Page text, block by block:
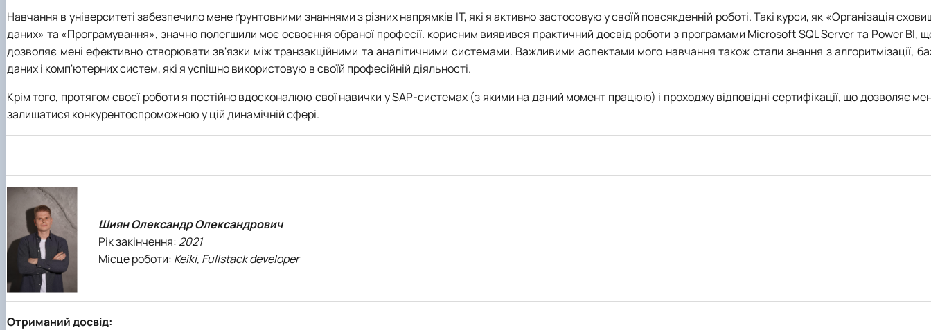
Навчання в університеті забезпечило мене ґрунтовними знаннями з різних напрямків ІТ, які я активно застосовую у своїй повсякденній роботі. Такі курси, як «Організація
даних» та «Програмування», значно полегшили моє освоєння обраної професії. корисним виявився практичний досвід роботи з програмами Microsoft SQL Server та Power BI,
дозволяє мені ефективно створювати зв'язки між транзакційними та аналітичними системами. Важливими аспектами мого навчання також стали знання з алгоритмізації,
даних і комп'ютерних систем, які я успішно використовую в своїй професійній діяльності.
Крім того, протягом своєї роботи я постійно вдосконалюю свої навички у SAP-системах (з якими на даний момент працюю) і проходжу відповідні сертифікації, що дозволяє
залишатися конкурентоспроможною у цій динамічній сфері.
Шиян Олександр Олександрович
Рік закінчення: 2021
Місце роботи: Keiki, Fullstack developer
Отриманий досвід: